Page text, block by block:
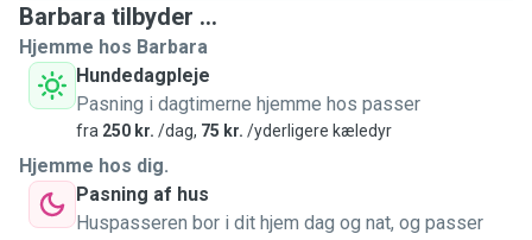
comfortable with me. I’m a vegetarian and have a deep
respect for animals and their well-being.
I also volunteer at animal shelters, where I help by walking
dogs and spending time with them.
I work in a dog-friendly office, so it’s possible for dogs to
come with me during the day, and my colleagues absolutely
love having them around. Your dog will be treated as if they
were my own.
Barbara tilbyder ...
Hjemme hos Barbara
Hundedagpleje
Pasning i dagtimerne hjemme hos passer
fra 250 kr. /dag, 75 kr. /yderligere kæledyr
Hjemme hos dig.
Pasning af hus
Huspasseren bor i dit hjem dag og nat, og passer